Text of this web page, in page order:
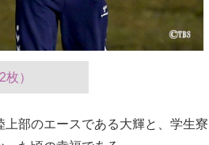
）
部のエースである大輝と、学生寮